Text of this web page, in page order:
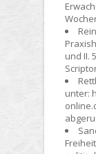
und II.
unter: